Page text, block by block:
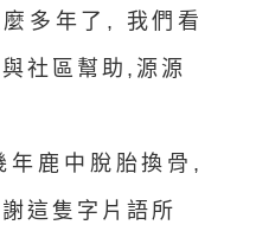
多年了, 我們看
社區幫助,源源
年鹿中脫胎換骨,
這隻字片語所